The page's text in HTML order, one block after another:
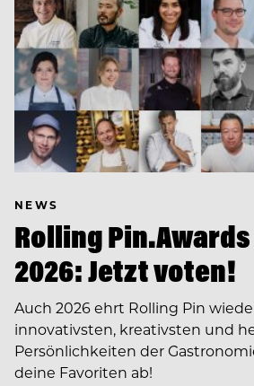
NEWS
Rolling
2026: Jetzt voten!
Auch 2026 ehrt Rolling Pin
innovativsten, kreativsten und
Persönlichkeiten der
deine Favoriten ab!